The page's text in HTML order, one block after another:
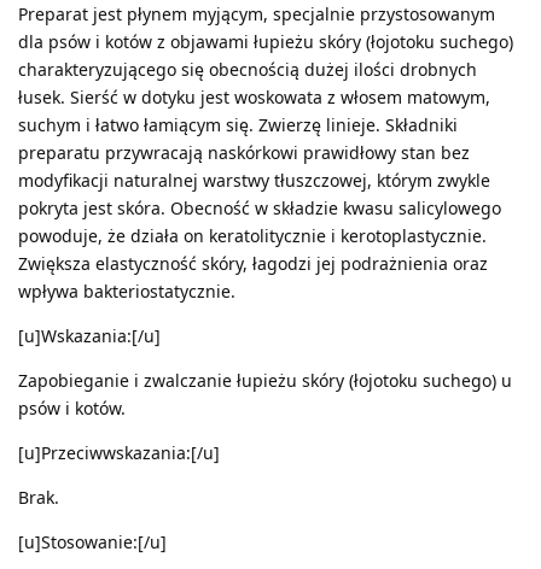
Preparat jest płynem myjącym, specjalnie przystosowanym
dla psów i kotów z objawami łupieżu skóry (łojotoku suchego)
charakteryzującego się obecnością dużej ilości drobnych
łusek. Sierść w dotyku jest woskowata z włosem matowym,
suchym i łatwo łamiącym się. Zwierzę linieje. Składniki
preparatu przywracają naskórkowi prawidłowy stan bez
modyfikacji naturalnej warstwy tłuszczowej, którym zwykle
pokryta jest skóra. Obecność w składzie kwasu salicylowego
powoduje, że działa on keratolitycznie i kerotoplastycznie.
Zwiększa elastyczność skóry, łagodzi jej podrażnienia oraz
wpływa bakteriostatycznie.
[u]Wskazania:[/u]
Zapobieganie i zwalczanie łupieżu skóry (łojotoku suchego) u
psów i kotów.
[u]Przeciwwskazania:[/u]
Brak.
[u]Stosowanie:[/u]